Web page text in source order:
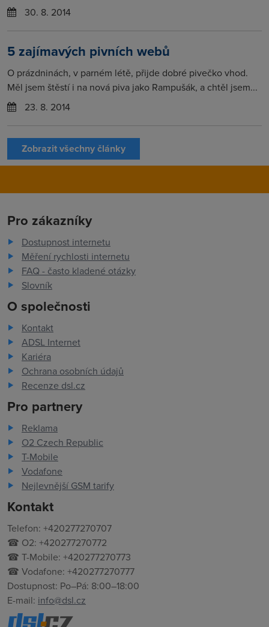
30. 8. 2014
5 zajímavých pivních webů
O prázdninách, v parném létě, přijde dobré pivečko vhod.
Měl jsem štěstí i na nová piva jako Rampušák, a chtěl jsem...
23. 8. 2014
Zobrazit všechny články
Pro zákazníky
Dostupnost internetu
Měření rychlosti internetu
FAQ - často kladené otázky
Slovník
O společnosti
Kontakt
ADSL Internet
Kariéra
Ochrana osobních údajů
Recenze dsl.cz
Pro partnery
Reklama
O2 Czech Republic
T-Mobile
Vodafone
Nejlevnější GSM tarify
Kontakt
Telefon: +420277270707
☎ O2: +420277270772
☎ T-Mobile: +420277270773
☎ Vodafone: +420277270777
Dostupnost: Po–Pá: 8:00–18:00
E-mail: info@dsl.cz